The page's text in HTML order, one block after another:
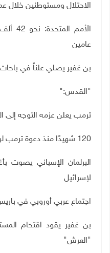
الاحتلال ومستوطنين خلال
عامين
بن غفير يصلي علناً في
"القدس":
ترمب يعلن عزمه التوجه إلى
120 شهيدًا منذ دعوة
البرلمان الإسباني يصوت
لإسرائيل
اجتماع عربي أوروبي في
بن غفير يقود اقتحام
"العرش"